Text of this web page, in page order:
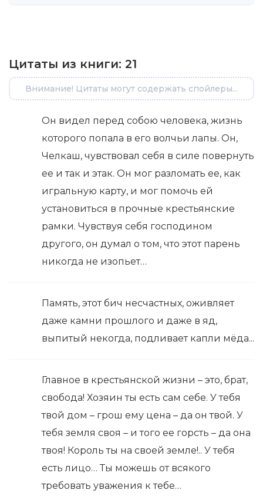
Цитаты из книги: 21
Внимание! Цитаты могут содержать спойлеры...
Он видел перед собою человека, жизнь
которого попала в его волчьи лапы. Он,
Челкаш, чувствовал себя в силе повернуть
ее и так и этак. Он мог разломать ее, как
игральную карту, и мог помочь ей
установиться в прочные крестьянские
рамки. Чувствуя себя господином
другого, он думал о том, что этот парень
никогда не изопьет…
Память, этот бич несчастных, оживляет
даже камни прошлого и даже в яд,
выпитый некогда, подливает капли мёда...
Главное в крестьянской жизни – это, брат,
свобода! Хозяин ты есть сам себе. У тебя
твой дом – грош ему цена – да он твой. У
тебя земля своя – и того ее горсть – да она
твоя! Король ты на своей земле!.. У тебя
есть лицо… Ты можешь от всякого
требовать уважения к тебе…